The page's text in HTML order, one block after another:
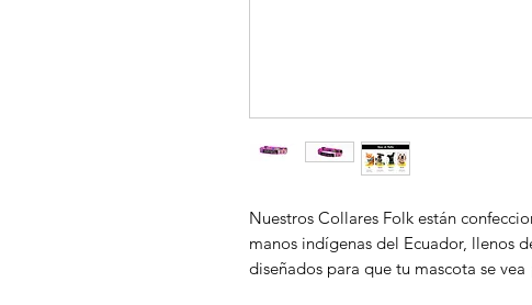
Nuestros Collares Folk están
manos indígenas del Ecuador, llenos
diseñados para que tu mascota se vea